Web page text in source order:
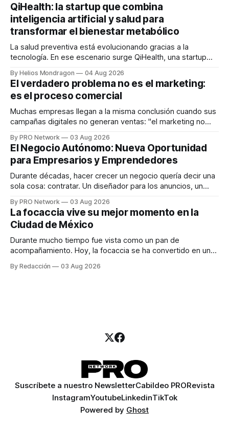
QiHealth: la startup que combina
inteligencia artificial y salud para
transformar el bienestar metabólico
La salud preventiva está evolucionando gracias a la
tecnología. En ese escenario surge QiHealth, una startup
dispositivos inteligentes, inteligencia artificial y monitoreo
en tiempo real para ayudar a las personas a tomar mejores
decisiones sobre su salud metabólica. Su propuesta busca
responder
By Helios Mondragon 04 Aug 2026
El verdadero problema no es el marketing:
es el proceso comercial
Muchas empresas llegan a la misma conclusión cuando sus
campañas digitales no generan ventas: "el marketing no
INTERIUS, el problema suele estar en otro lugar. Durante
una entrevista para el podcast SER PRO, el especialista en
marketing digital explicó que
By PRO Network 03 Aug 2026
El Negocio Autónomo: Nueva Oportunidad
para Empresarios y Emprendedores
Durante décadas, hacer crecer un negocio quería decir una
sola cosa: contratar. Un diseñador para los anuncios, un
para los textos, alguien que supiera de publicidad digital
para encontrar prospectos, un vendedor para atender
llamadas y mensajes, y —con suerte— una persona
By PRO Network 03 Aug 2026
La focaccia vive su mejor momento en la
Ciudad de México
Durante mucho tiempo fue vista como un pan de
acompañamiento. Hoy, la focaccia se ha convertido en uno
artesanal, ingredientes de calidad y experiencias que
By Redacción 03 Aug 2026
Suscríbete a nuestro NewsletterCabildeo PRORevista
InstagramYoutubeLinkedinTikTok
Powered by Ghost